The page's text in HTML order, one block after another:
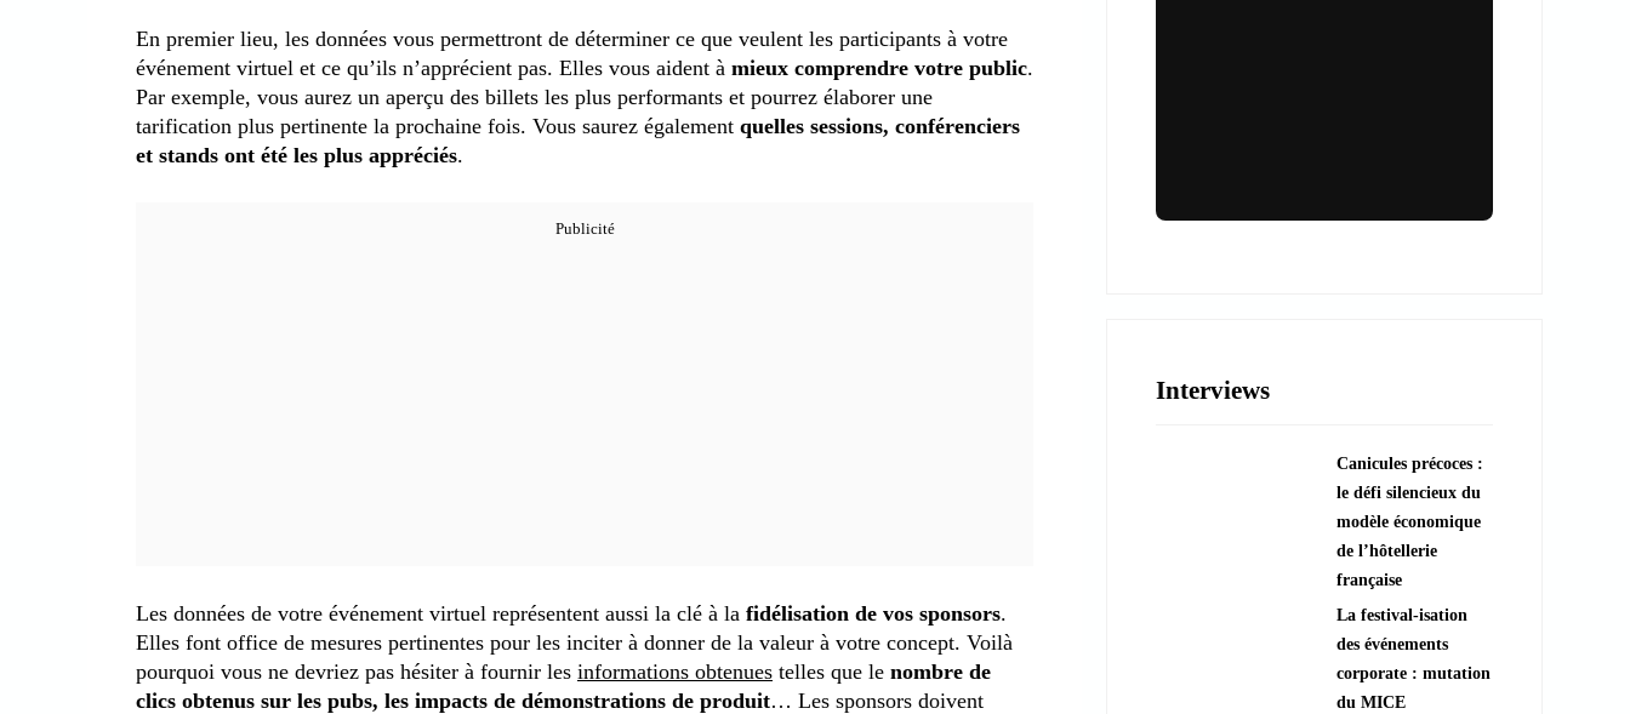
En premier lieu, les données vous permettront de déterminer ce que veulent les participants à votre
événement virtuel et ce qu’ils n’apprécient pas. Elles vous aident à mieux comprendre votre public.
Par exemple, vous aurez un aperçu des billets les plus performants et pourrez élaborer une
tarification plus pertinente la prochaine fois. Vous saurez également quelles sessions, conférenciers
et stands ont été les plus appréciés.
Les données de votre événement virtuel représentent aussi la clé à la fidélisation de vos sponsors.
Elles font office de mesures pertinentes pour les inciter à donner de la valeur à votre concept. Voilà
pourquoi vous ne devriez pas hésiter à fournir les informations obtenues telles que le nombre de
clics obtenus sur les pubs, les impacts de démonstrations de produit… Les sponsors doivent
???? Explorer les animations
Interviews
Canicules précoces :
le défi silencieux du
modèle économique
de l’hôtellerie
française
La festival-isation
des événements
corporate : mutation
du MICE